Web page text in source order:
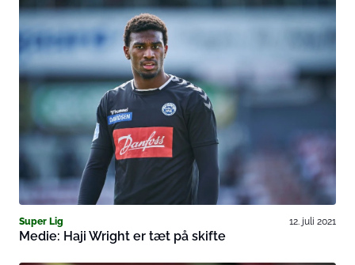
Super Lig 12. juli 2021
Medie: Haji Wright er tæt på skifte